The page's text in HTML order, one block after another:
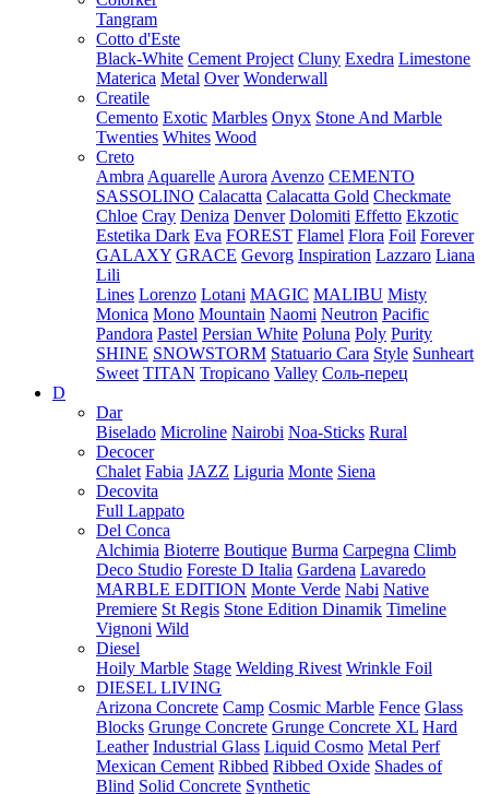
Tangram
Cotto d'Este
Black-White Cement Project Cluny Exedra Limestone
Materica Metal Over Wonderwall
Creatile
Cemento Exotic Marbles Onyx Stone And Marble
Twenties Whites Wood
Creto
Ambra Aquarelle Aurora Avenzo CEMENTO
SASSOLINO Calacatta Calacatta Gold Checkmate
Chloe Cray Deniza Denver Dolomiti Effetto Ekzotic
Estetika Dark Eva FOREST Flamel Flora Foil Forever
GALAXY GRACE Gevorg Inspiration Lazzaro Liana
Lili
Lines Lorenzo Lotani MAGIC MALIBU Misty
Monica Mono Mountain Naomi Neutron Pacific
Pandora Pastel Persian White Poluna Poly Purity
SHINE SNOWSTORM Statuario Cara Style Sunheart
Sweet TITAN Tropicano Valley Соль-перец
D
Dar
Biselado Microline Nairobi Noa-Sticks Rural
Decocer
Chalet Fabia JAZZ Liguria Monte Siena
Decovita
Full Lappato
Del Conca
Alchimia Bioterre Boutique Burma Carpegna Climb
Deco Studio Foreste D Italia Gardena Lavaredo
MARBLE EDITION Monte Verde Nabi Native
Premiere St Regis Stone Edition Dinamik Timeline
Vignoni Wild
Diesel
Hoily Marble Stage Welding Rivest Wrinkle Foil
DIESEL LIVING
Arizona Concrete Camp Cosmic Marble Fence Glass
Blocks Grunge Concrete Grunge Concrete XL Hard
Leather Industrial Glass Liquid Cosmo Metal Perf
Mexican Cement Ribbed Ribbed Oxide Shades of
Blind Solid Concrete Synthetic